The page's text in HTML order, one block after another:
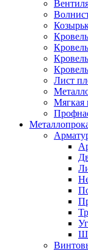
Лист
Мягкая